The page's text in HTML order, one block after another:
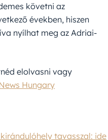
követni az
években, hiszen
nyílhat meg az Adriai-
elolvasni vagy
Hungary
tavasszal: ide